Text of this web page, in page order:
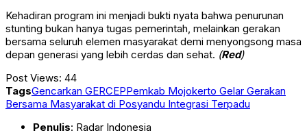
Kehadiran program ini menjadi bukti nyata bahwa penurunan
stunting bukan hanya tugas pemerintah, melainkan gerakan
bersama seluruh elemen masyarakat demi menyongsong masa
depan generasi yang lebih cerdas dan sehat. (Red)
Post Views: 44
TagsGencarkan GERCEPPemkab Mojokerto Gelar Gerakan
Bersama Masyarakat di Posyandu Integrasi Terpadu
Penulis: Radar Indonesia